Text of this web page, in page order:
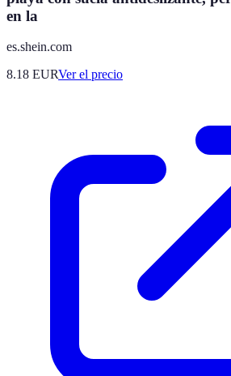
en la
es.shein.com
8.18 EURVer el precio